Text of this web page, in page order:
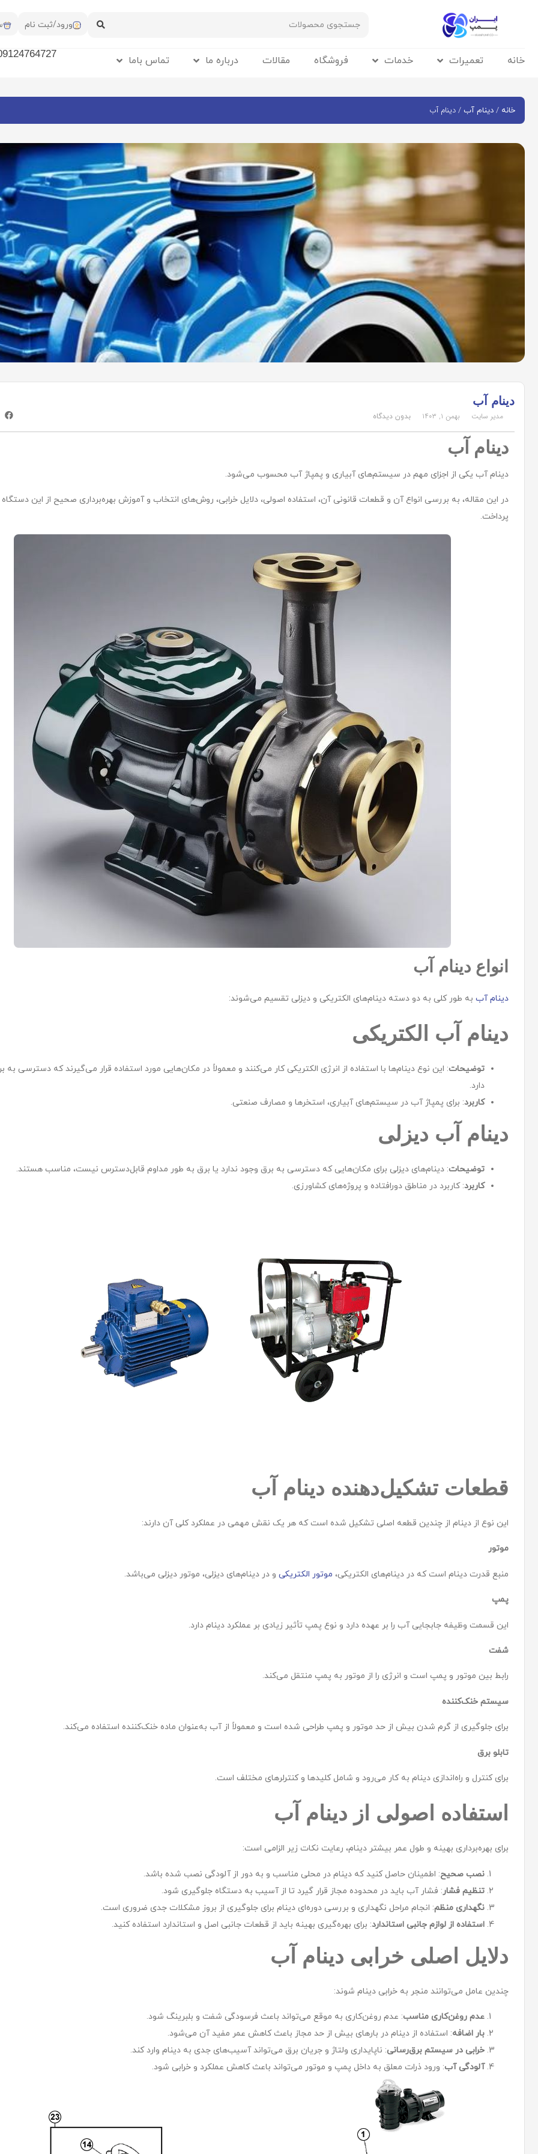
ورود/ثبت نام
خانه تعمیرات خدمات فروشگاه مقالات درباره ما تماس باما
خانه / دینام آب / دینام آب
دینام آب
مدیر سایت بهمن ۱, ۱۴۰۳ بدون دیدگاه
دینام آب
دینام آب یکی از اجزای مهم در سیستم‌های آبیاری و پمپاژ آب محسوب می‌شود.
در این مقاله، به بررسی انواع آن و قطعات قانونی آن، استفاده اصولی، دلایل خرابی، روش‌های انتخاب و آموزش بهره‌برداری صحیح از این
پرداخت.
انواع دینام آب
دینام‌ آب به طور کلی به دو دسته دینام‌های الکتریکی و دیزلی تقسیم می‌شوند:
دینام آب الکتریکی
توضیحات: این نوع دینام‌ها با استفاده از انرژی الکتریکی کار می‌کنند و معمولاً در مکان‌هایی مورد استفاده قرار می‌گیرند که دسترسی به
دارد.
کاربرد: برای پمپاژ آب در سیستم‌های آبیاری، استخرها و مصارف صنعتی.
دینام آب دیزلی
توضیحات: دینام‌های دیزلی برای مکان‌هایی که دسترسی به برق وجود ندارد یا برق به طور مداوم قابل‌دسترس نیست، مناسب هستند.
کاربرد: کاربرد در مناطق دورافتاده و پروژه‌های کشاورزی.
قطعات تشکیل‌دهنده دینام آب
این نوع از دینام از چندین قطعه اصلی تشکیل شده است که هر یک نقش مهمی در عملکرد کلی آن دارند:
موتور
منبع قدرت دینام است که در دینام‌های الکتریکی، موتور الکتریکی و در دینام‌های دیزلی، موتور دیزلی می‌باشد.
پمپ
این قسمت وظیفه جابجایی آب را بر عهده دارد و نوع پمپ تأثیر زیادی بر عملکرد دینام دارد.
شفت
رابط بین موتور و پمپ است و انرژی را از موتور به پمپ منتقل می‌کند.
سیستم خنک‌کننده
برای جلوگیری از گرم شدن بیش از حد موتور و پمپ طراحی شده است و معمولاً از آب به‌عنوان ماده خنک‌کننده استفاده می‌کند.
تابلو برق
برای کنترل و راه‌اندازی دینام به کار می‌رود و شامل کلیدها و کنترلرهای مختلف است.
استفاده اصولی از دینام آب
برای بهره‌برداری بهینه و طول عمر بیشتر دینام، رعایت نکات زیر الزامی است:
نصب صحیح: اطمینان حاصل کنید که دینام در محلی مناسب و به دور از آلودگی نصب شده باشد.
تنظیم فشار : فشار آب باید در محدوده مجاز قرار گیرد تا از آسیب به دستگاه جلوگیری شود.
نگهداری منظم: انجام مراحل نگهداری و بررسی دوره‌ای دینام برای جلوگیری از بروز مشکلات جدی ضروری است.
استفاده از لوازم جانبی استاندارد: برای بهره‌گیری بهینه باید از قطعات جانبی اصل و استاندارد استفاده کنید.
دلایل اصلی خرابی دینام آب
چندین عامل می‌توانند منجر به خرابی دینام شوند:
عدم روغن‌کاری مناسب: عدم روغن‌کاری به موقع می‌تواند باعث فرسودگی شفت و بلبرینگ شود.
بار اضافه: استفاده از دینام در بارهای بیش از حد مجاز باعث کاهش عمر مفید آن می‌شود.
خرابی در سیستم برق‌رسانی: ناپایداری ولتاژ و جریان برق می‌تواند آسیب‌های جدی به دینام وارد کند.
آلودگی آب: ورود ذرات معلق به داخل پمپ و موتور می‌تواند باعث کاهش عملکرد و خرابی شود.